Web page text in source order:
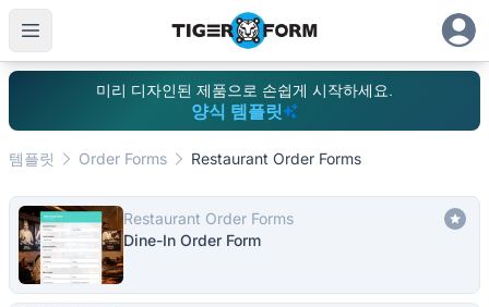
미리 디자인된 제품으로 손쉽게 시작하세요.
양식 템플릿
템플릿 Order Forms Restaurant Order Forms
Restaurant Order Forms
Dine-In Order Form